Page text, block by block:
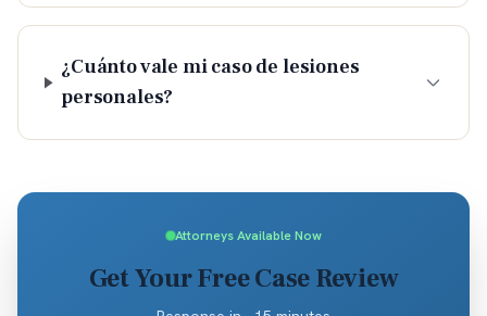
¿Cuánto vale mi caso de lesiones
personales?
Attorneys Available Now
Get Your Free Case Review